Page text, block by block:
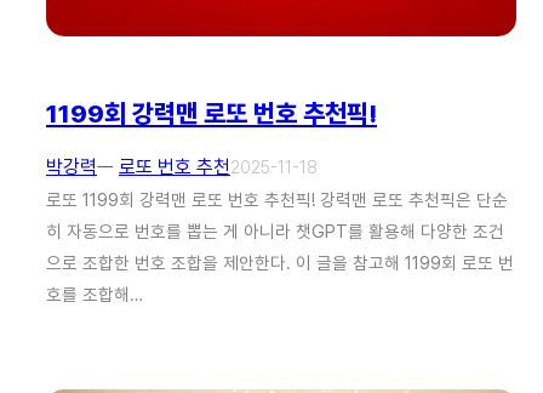
1199회 강력맨 로또 번호 추천픽!
박강력ㅡ 로또 번호 추천2025-11-18
로또 1199회 강력맨 로또 번호 추천픽! 강력맨 로또 추천픽은 단순
히 자동으로 번호를 뽑는 게 아니라 챗GPT를 활용해 다양한 조건
으로 조합한 번호 조합을 제안한다. 이 글을 참고해 1199회 로또 번
호를 조합해…